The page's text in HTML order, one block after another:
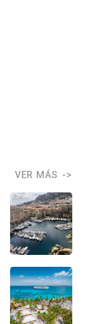
VER MÁS